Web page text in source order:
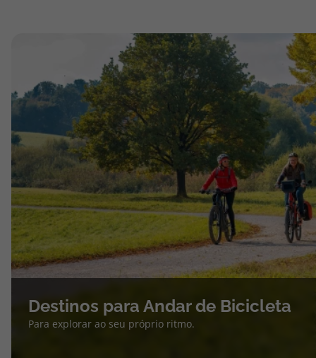
Destinos para Andar de Bicicleta
Para explorar ao seu próprio ritmo.